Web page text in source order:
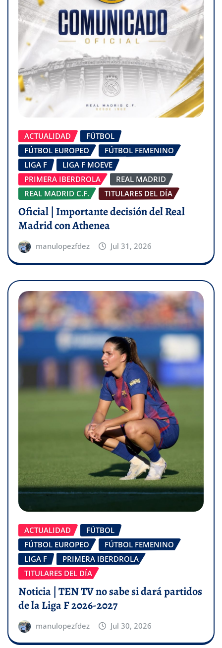
ACTUALIDAD
FÚTBOL
FÚTBOL EUROPEO
FÚTBOL FEMENINO
LIGA F
LIGA F MOEVE
PRIMERA IBERDROLA
REAL MADRID
REAL MADRID C.F.
TITULARES DEL DÍA
Oficial | Importante decisión del Real
Madrid con Athenea
manulopezfdez Jul 31, 2026
ACTUALIDAD
FÚTBOL
FÚTBOL EUROPEO
FÚTBOL FEMENINO
LIGA F
PRIMERA IBERDROLA
TITULARES DEL DÍA
Noticia | TEN TV no sabe si dará partidos
de la Liga F 2026-2027
manulopezfdez Jul 30, 2026